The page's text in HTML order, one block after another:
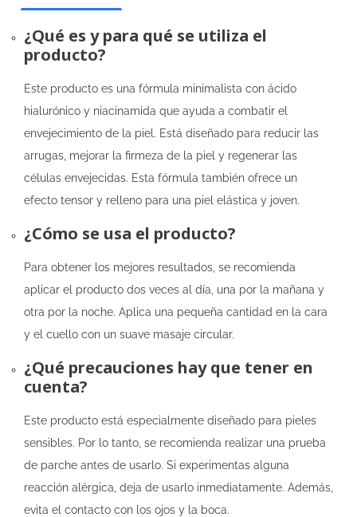
¿Qué es y para qué se utiliza el
producto?
Este producto es una fórmula minimalista con ácido
hialurónico y niacinamida que ayuda a combatir el
envejecimiento de la piel. Está diseñado para reducir las
arrugas, mejorar la firmeza de la piel y regenerar las
células envejecidas. Esta fórmula también ofrece un
efecto tensor y relleno para una piel elástica y joven.
¿Cómo se usa el producto?
Para obtener los mejores resultados, se recomienda
aplicar el producto dos veces al día, una por la mañana y
otra por la noche. Aplica una pequeña cantidad en la cara
y el cuello con un suave masaje circular.
¿Qué precauciones hay que tener en
cuenta?
Este producto está especialmente diseñado para pieles
sensibles. Por lo tanto, se recomienda realizar una prueba
de parche antes de usarlo. Si experimentas alguna
reacción alérgica, deja de usarlo inmediatamente. Además,
evita el contacto con los ojos y la boca.